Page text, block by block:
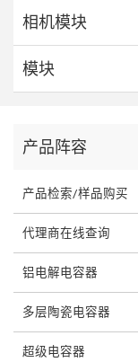
相机模块
模块
产品阵容
产品检索/样品购买
代理商在线查询
铝电解电容器
多层陶瓷电容器
超级电容器